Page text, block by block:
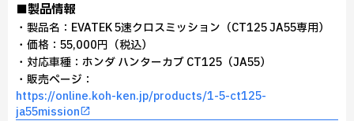
■製品情報
・製品名：EVATEK 5速クロスミッション（CT125 JA55専用）
・価格：55,000円（税込）
・対応車種：ホンダ ハンターカブ CT125（JA55）
・販売ページ：
https://online.koh-ken.jp/products/1-5-ct125-
ja55mission